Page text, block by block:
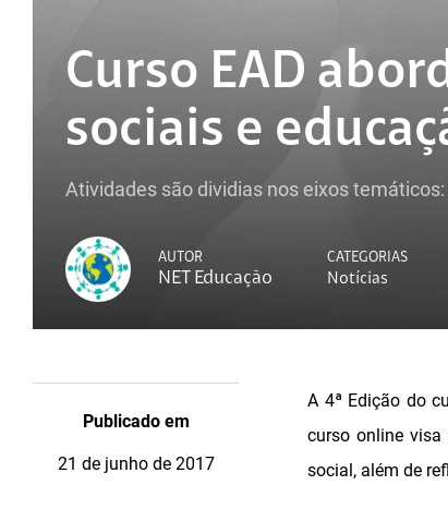
Curso EAD
sociais e
Atividades são dividias nos eixos
AUTOR
NET Educação
CATEGORIAS
Notícias
Publicado em
21 de junho de 2017
A 4ª Edição do
curso online visa
social, além de